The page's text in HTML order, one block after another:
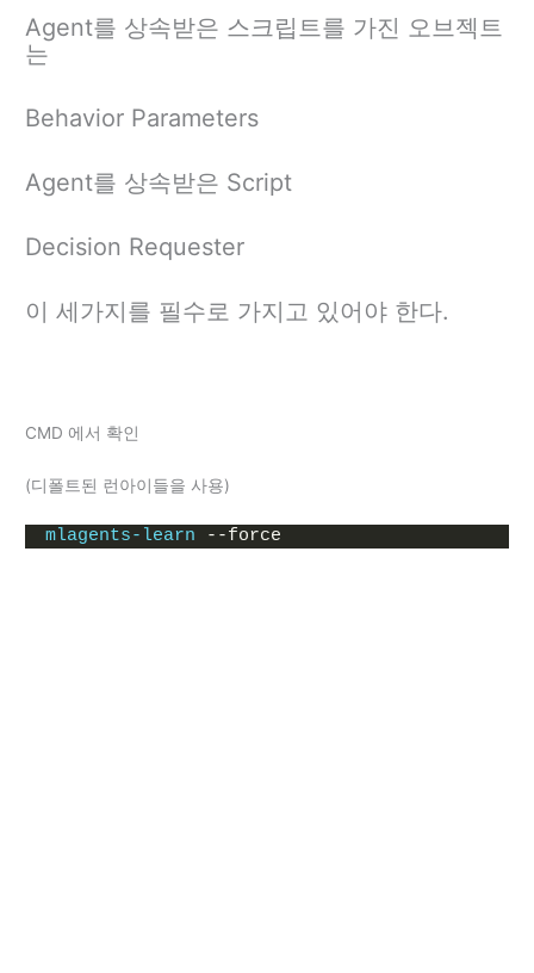
Agent를 상속받은 스크립트를 가진 오브젝트
는
Behavior Parameters
Agent를 상속받은 Script
Decision Requester
이 세가지를 필수로 가지고 있어야 한다.
CMD 에서 확인
(디폴트된 런아이들을 사용)
mlagents-learn --force